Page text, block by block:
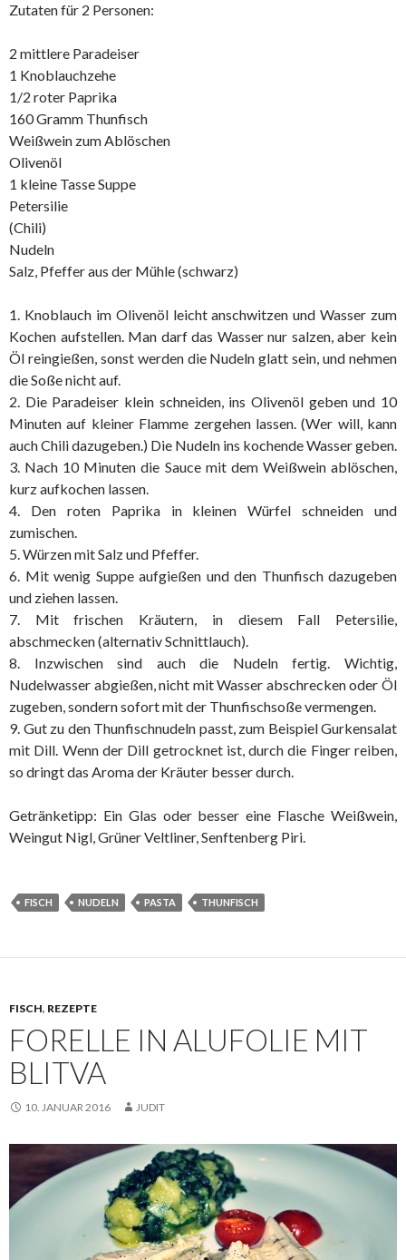
Zutaten für 2 Personen:
2 mittlere Paradeiser
1 Knoblauchzehe
1/2 roter Paprika
160 Gramm Thunfisch
Weißwein zum Ablöschen
Olivenöl
1 kleine Tasse Suppe
Petersilie
(Chili)
Nudeln
Salz, Pfeffer aus der Mühle (schwarz)
1. Knoblauch im Olivenöl leicht anschwitzen und Wasser zum
Kochen aufstellen. Man darf das Wasser nur salzen, aber kein
Öl reingießen, sonst werden die Nudeln glatt sein, und nehmen
die Soße nicht auf.
2. Die Paradeiser klein schneiden, ins Olivenöl geben und 10
Minuten auf kleiner Flamme zergehen lassen. (Wer will, kann
auch Chili dazugeben.) Die Nudeln ins kochende Wasser geben.
3. Nach 10 Minuten die Sauce mit dem Weißwein ablöschen,
kurz aufkochen lassen.
4. Den roten Paprika in kleinen Würfel schneiden und
zumischen.
5. Würzen mit Salz und Pfeffer.
6. Mit wenig Suppe aufgießen und den Thunfisch dazugeben
und ziehen lassen.
7. Mit frischen Kräutern, in diesem Fall Petersilie,
abschmecken (alternativ Schnittlauch).
8. Inzwischen sind auch die Nudeln fertig. Wichtig,
Nudelwasser abgießen, nicht mit Wasser abschrecken oder Öl
zugeben, sondern sofort mit der Thunfischsoße vermengen.
9. Gut zu den Thunfischnudeln passt, zum Beispiel Gurkensalat
mit Dill. Wenn der Dill getrocknet ist, durch die Finger reiben,
so dringt das Aroma der Kräuter besser durch.
Getränketipp: Ein Glas oder besser eine Flasche Weißwein,
Weingut Nigl, Grüner Veltliner, Senftenberg Piri.
FISCH NUDELN PASTA THUNFISCH
FISCH, REZEPTE
FORELLE IN ALUFOLIE MIT
BLITVA
10. JANUAR 2016 JUDIT